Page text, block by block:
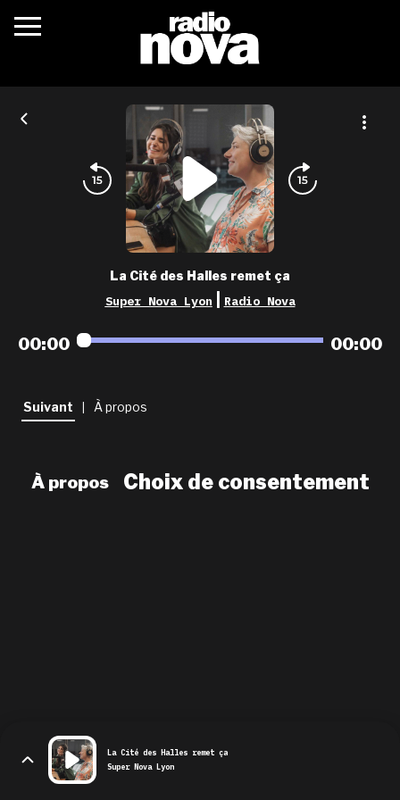
c’était quoi ?
actualités
podcasts
fréquences
nova aime
les grilles
playlists
newsletter
La Cité des Halles remet ça
Super Nova Lyon Radio Nova
00:00 00:00
Suivant À propos
À propos Choix de consentement
La Cité des Halles remet ça
Super Nova Lyon